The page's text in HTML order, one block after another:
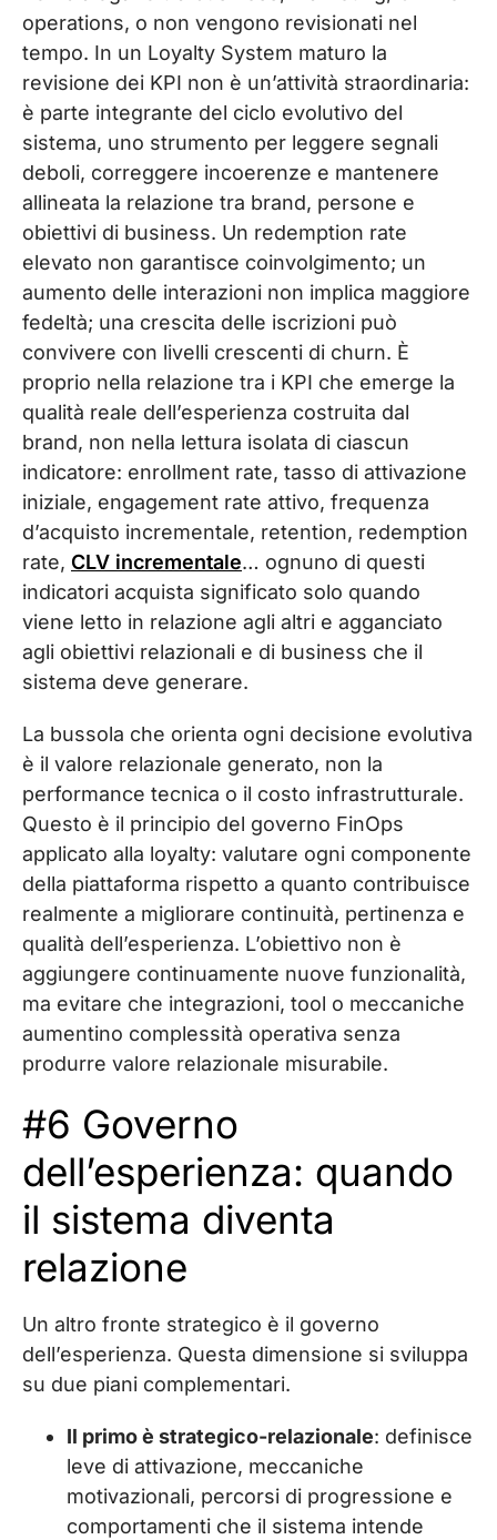
operations, o non vengono revisionati nel
tempo. In un Loyalty System maturo la
revisione dei KPI non è un’attività straordinaria:
è parte integrante del ciclo evolutivo del
sistema, uno strumento per leggere segnali
deboli, correggere incoerenze e mantenere
allineata la relazione tra brand, persone e
obiettivi di business. Un redemption rate
elevato non garantisce coinvolgimento; un
aumento delle interazioni non implica maggiore
fedeltà; una crescita delle iscrizioni può
convivere con livelli crescenti di churn. È
proprio nella relazione tra i KPI che emerge la
qualità reale dell’esperienza costruita dal
brand, non nella lettura isolata di ciascun
indicatore: enrollment rate, tasso di attivazione
iniziale, engagement rate attivo, frequenza
d’acquisto incrementale, retention, redemption
rate, CLV incrementale… ognuno di questi
indicatori acquista significato solo quando
viene letto in relazione agli altri e agganciato
agli obiettivi relazionali e di business che il
sistema deve generare.
La bussola che orienta ogni decisione evolutiva
è il valore relazionale generato, non la
performance tecnica o il costo infrastrutturale.
Questo è il principio del governo FinOps
applicato alla loyalty: valutare ogni componente
della piattaforma rispetto a quanto contribuisce
realmente a migliorare continuità, pertinenza e
qualità dell’esperienza. L’obiettivo non è
aggiungere continuamente nuove funzionalità,
ma evitare che integrazioni, tool o meccaniche
aumentino complessità operativa senza
produrre valore relazionale misurabile.
#6 Governo
dell’esperienza: quando
il sistema diventa
relazione
Un altro fronte strategico è il governo
dell’esperienza. Questa dimensione si sviluppa
su due piani complementari.
Il primo è strategico-relazionale: definisce
leve di attivazione, meccaniche
motivazionali, percorsi di progressione e
comportamenti che il sistema intende